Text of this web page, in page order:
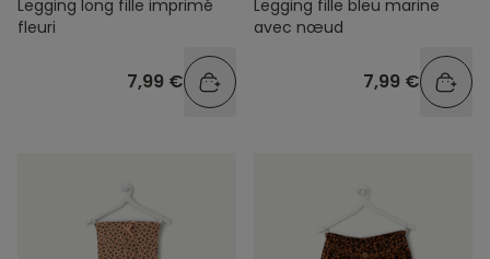
Legging long fille imprimé
fleuri
7,99 €
Legging fille bleu marine
avec nœud
7,99 €